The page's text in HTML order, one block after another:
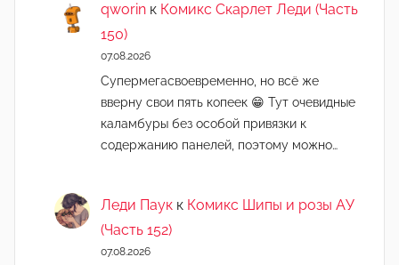
qworin к Комикс Скарлет Леди (Часть
150)
07.08.2026
Супермегасвоевременно, но всё же
вверну свои пять копеек 😁 Тут очевидные
каламбуры без особой привязки к
содержанию панелей, поэтому можно…
Леди Паук к Комикс Шипы и розы АУ
(Часть 152)
07.08.2026